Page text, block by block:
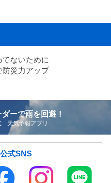
ないために
防災力アップ
ーで雨を回避！
天気予報アプリ
式SNS